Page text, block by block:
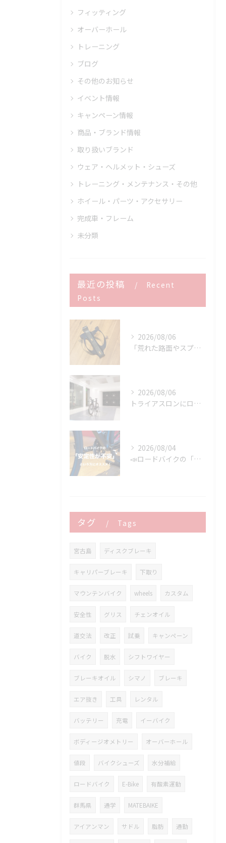
フィッティング
オーバーホール
トレーニング
ブログ
その他のお知らせ
イベント情報
キャンペーン情報
商品・ブランド情報
取り扱いブランド
ウェア・ヘルメット・シューズ
トレーニング・メンテナンス・その他
ホイール・パーツ・アクセサリー
完成車・フレーム
未分類
最近の投稿
Recent
Posts
2026/08/06
「荒れた路面やスプリントでボトルが飛んでヒヤッとしたこと、あ...
2026/08/06
トライアスロンにロードバイクはどこまで使える？
2026/08/04
📣ロードバイクの「安定性が不安」という方にオススメ👍
タグ Tags
宮古島 ディスクブレーキ
キャリパーブレーキ 下取り
マウンテンバイク wheels カスタム
安全性 グリス チェンオイル
道交法 改正 試乗 キャンペーン
バイク 脱水 シフトワイヤー
ブレーキオイル シマノ ブレーキ
エア抜き 工具 レンタル
バッテリー 充電 イーバイク
ボディージオメトリー オーバーホール
値段 バイクシューズ 水分補給
ロードバイク E-Bike 有酸素運動
群馬県 通学 MATEBAIKE
アイアンマン サドル 脂肪 通勤